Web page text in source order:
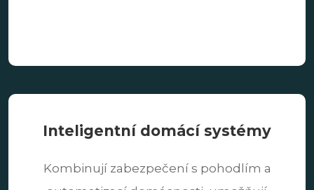
Inteligentní domácí systémy
Kombinují zabezpečení s pohodlím a